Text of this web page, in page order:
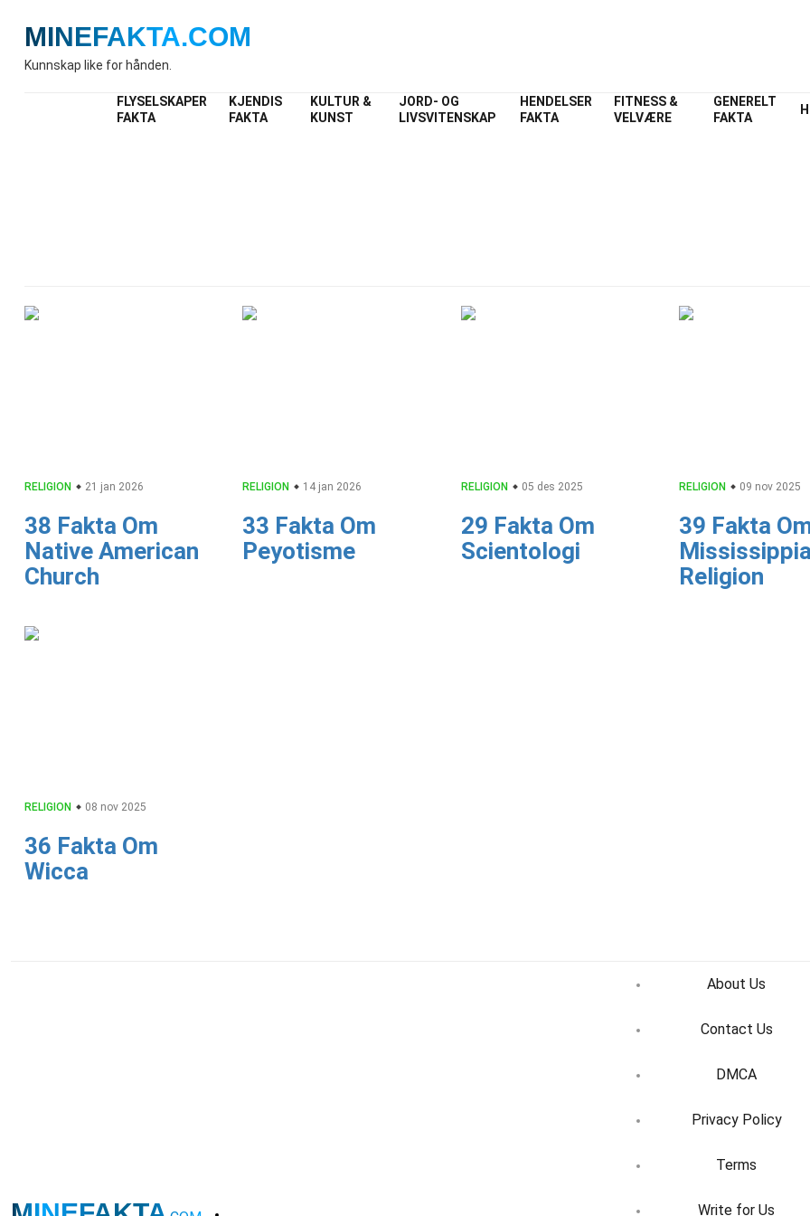
MINEFAKTA.COM
Kunnskap like for hånden.
FLYSELSKAPER
FAKTA
KJENDIS
FAKTA
KULTUR &
KUNST
JORD- OG
LIVSVITENSKAP
HENDELSER
FAKTA
FITNESS &
VELVÆRE
GENERELT
FAKTA
RELIGION 21 jan 2026
38 Fakta Om
Native American
Church
RELIGION 14 jan 2026
33 Fakta Om
Peyotisme
RELIGION 05 des 2025
29 Fakta Om
Scientologi
RELIGION 09 nov 2025
39 Fakta
Religion
RELIGION 08 nov 2025
36 Fakta Om
Wicca
About Us
Contact Us
DMCA
Privacy Policy
Terms
Write for Us